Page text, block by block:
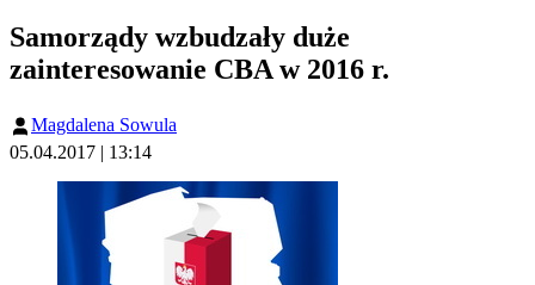
Samorządy wzbudzały duże
zainteresowanie CBA w 2016 r.
Magdalena Sowula
05.04.2017 | 13:14